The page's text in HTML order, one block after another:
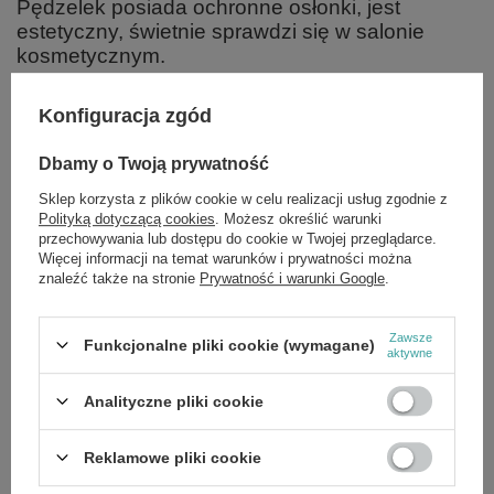
Pędzelek posiada ochronne osłonki, jest
estetyczny, świetnie sprawdzi się w salonie
kosmetycznym.
Marka Neonail
Zobacz również
OKAZJA
Cena regularna: £28.09 -30%
Neonail Drewniany Pędzelek do Żelu Nr 6 1 Sztuka
£4.82 / szt.
Cena regularna:£6.89 -30%
OKAZJA
Konfiguracja zgód
Dbamy o Twoją prywatność
Sklep korzysta z plików cookie w celu realizacji usług zgodnie z
Polityką dotyczącą cookies . Możesz określić warunki
przechowywania lub dostępu do cookie w Twojej przeglądarce.
Więcej informacji na temat warunków i prywatności można
znaleźć także na stronie Prywatność i warunki Google
Funkcjonalne pliki cookie (wymagane)
Zawsze
aktywne
Analityczne pliki cookie
Reklamowe pliki cookie